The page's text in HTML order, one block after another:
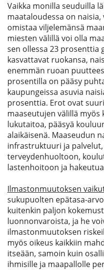
Vaikka monilla seuduilla
maataloudessa on
omistaa viljelemänsä
miesten välillä voi olla
sen ollessa 23 prosenttia
kasvattavat ruokansa,
enemmän ruoan
prosentilla on pääsy
kaupungeissa asuvia
prosenttia. Erot ovat
maaseutujen välillä
lukutaitoa, pääsyä
alaikäisenä. Maaseudun
infrastruktuuri ja
terveydenhuoltoon,
lastenhoitoon ja
Ilmastonmuutoksen
sukupuolten epätasa-
kuitenkin paljon
luonnonvaroista, ja he
ilmastonmuutoksen
myös oikeus kaikkiin
itseään, samoin kuin
ihmisille ja maapallolle